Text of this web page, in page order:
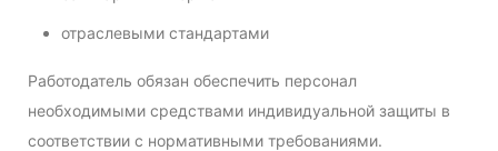
отраслевыми стандартами
Работодатель обязан обеспечить персонал
необходимыми средствами индивидуальной защиты в
соответствии с нормативными требованиями.